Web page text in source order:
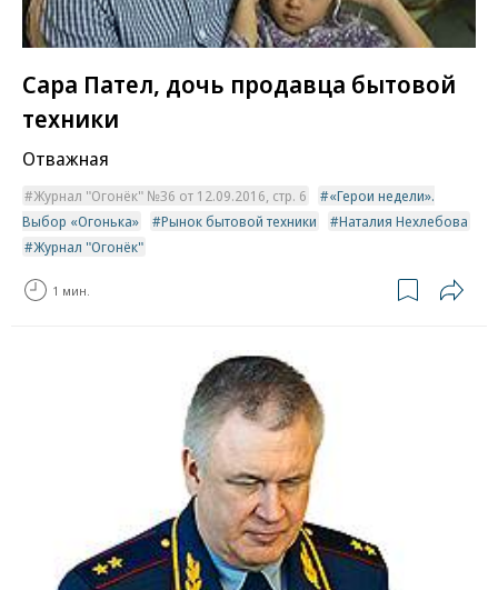
Сара Пател, дочь продавца бытовой
техники
Отважная
Журнал "Огонёк" №36 от 12.09.2016, стр. 6
«Герои недели».
Выбор «Огонька»
Рынок бытовой техники
Наталия Нехлебова
Журнал "Огонёк"
1 мин.